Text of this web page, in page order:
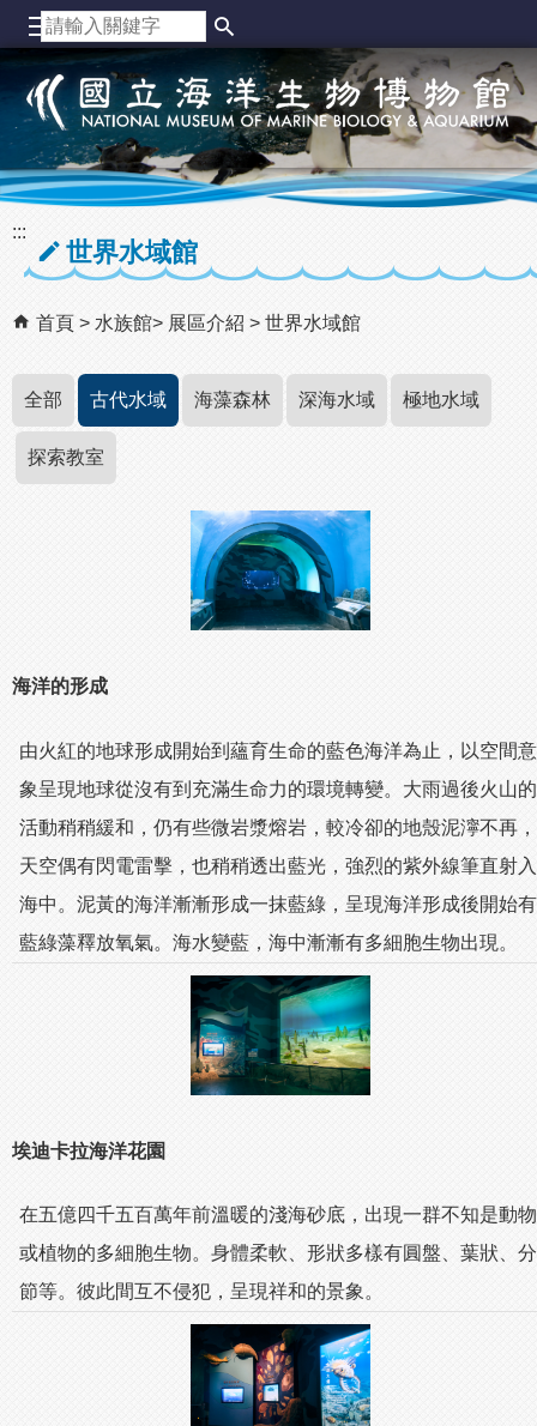
跳到主要內容區塊
:::
世界水域館
首頁 水族館 展區介紹 世界水域館
全部 古代水域 海藻森林 深海水域 極地水域
探索教室
海洋的形成
由火紅的地球形成開始到蘊育生命的藍色海洋為止，以空間意
象呈現地球從沒有到充滿生命力的環境轉變。大雨過後火山的
活動稍稍緩和，仍有些微岩漿熔岩，較冷卻的地殼泥濘不再，
天空偶有閃電雷擊，也稍稍透出藍光，強烈的紫外線筆直射入
海中。泥黃的海洋漸漸形成一抹藍綠，呈現海洋形成後開始有
藍綠藻釋放氧氣。海水變藍，海中漸漸有多細胞生物出現。
埃迪卡拉海洋花園
在五億四千五百萬年前溫暖的淺海砂底，出現一群不知是動物
或植物的多細胞生物。身體柔軟、形狀多樣有圓盤、葉狀、分
節等。彼此間互不侵犯，呈現祥和的景象。